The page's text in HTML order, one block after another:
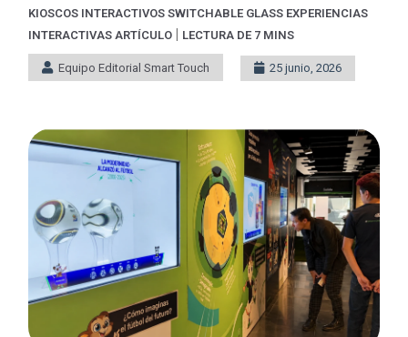
KIOSCOS INTERACTIVOS SWITCHABLE GLASS EXPERIENCIAS
INTERACTIVAS ARTÍCULO | LECTURA DE 7 MINS
Equipo Editorial Smart Touch 25 junio, 2026